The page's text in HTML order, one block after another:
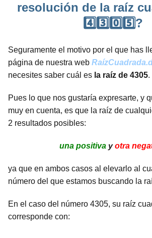
resolución de la raíz
4️⃣3️⃣0️⃣5️⃣?
Seguramente el motivo por el que has
página de nuestra web
necesites saber cuál es la raíz de 4305.
Pues lo que nos gustaría expresarte, y
muy en cuenta, es que la raíz de
2 resultados posibles:
una positivayotra
ya que en ambos casos al elevarlo al
número del que estamos buscando la
En el caso del número 4305, su raíz
corresponde con: